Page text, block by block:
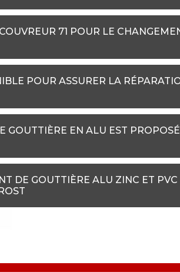
71 POUR LE
POUR ASSURER LA
GOUTTIÈRE EN ALU EST
DE GOUTTIÈRE ALU ZINC ET